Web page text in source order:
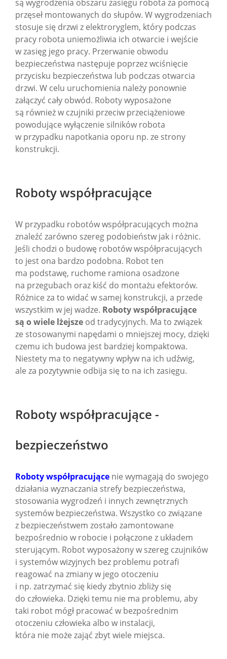
są wygrodzenia obszaru zasięgu robota za pomocą
przęseł montowanych do słupów. W wygrodzeniach
stosuje się drzwi z elektroryglem, który podczas
pracy robota uniemożliwia ich otwarcie i wejście
w zasięg jego pracy. Przerwanie obwodu
bezpieczeństwa następuje poprzez wciśnięcie
przycisku bezpieczeństwa lub podczas otwarcia
drzwi. W celu uruchomienia należy ponownie
załączyć cały obwód. Roboty wyposażone
są również w czujniki przeciw przeciążeniowe
powodujące wyłączenie silników robota
w przypadku napotkania oporu np. ze strony
konstrukcji.
Roboty współpracujące
W przypadku robotów współpracujących można
znaleźć zarówno szereg podobieństw jak i różnic.
Jeśli chodzi o budowę robotów współpracujących
to jest ona bardzo podobna. Robot ten
ma podstawę, ruchome ramiona osadzone
na przegubach oraz kiść do montażu efektorów.
Różnice za to widać w samej konstrukcji, a przede
wszystkim w jej wadze. Roboty współpracujące
są o wiele lżejsze od tradycyjnych. Ma to związek
ze stosowanymi napędami o mniejszej mocy, dzięki
czemu ich budowa jest bardziej kompaktowa.
Niestety ma to negatywny wpływ na ich udźwig,
ale za pozytywnie odbija się to na ich zasięgu.
Roboty współpracujące -
bezpieczeństwo
Roboty współpracujące nie wymagają do swojego
działania wyznaczania strefy bezpieczeństwa,
stosowania wygrodzeń i innych zewnętrznych
systemów bezpieczeństwa. Wszystko co związane
z bezpieczeństwem zostało zamontowane
bezpośrednio w robocie i połączone z układem
sterującym. Robot wyposażony w szereg czujników
i systemów wizyjnych bez problemu potrafi
reagować na zmiany w jego otoczeniu
i np. zatrzymać się kiedy zbytnio zbliży się
do człowieka. Dzięki temu nie ma problemu, aby
taki robot mógł pracować w bezpośrednim
otoczeniu człowieka albo w instalacji,
która nie może zająć zbyt wiele miejsca.